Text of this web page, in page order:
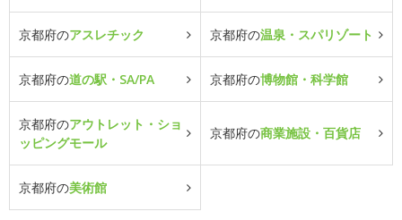
京都府のアスレチック 京都府の温泉・スパリゾート
京都府の道の駅・SA/PA 京都府の博物館・科学館
京都府のアウトレット・ショ
ッピングモール
京都府の商業施設・百貨店
京都府の美術館